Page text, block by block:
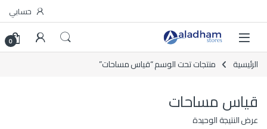
حسابي
0
الرئيسية منتجات تحت الوسم “قياس مساحات”
قياس مساحات
عرض النتيجة الوحيدة